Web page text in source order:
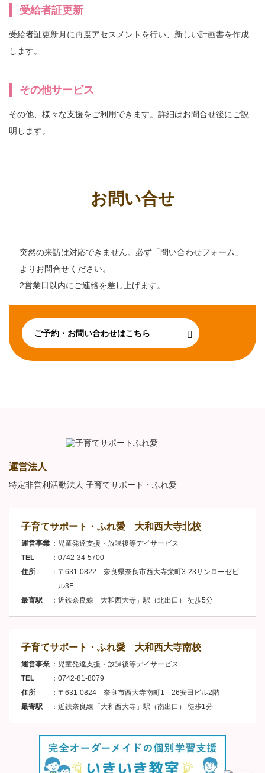
受給者証更新
受給者証更新月に再度アセスメントを行い、新しい計画書を作成
します。
その他サービス
その他、様々な支援をご利用できます。詳細はお問合せ後にご説
明します。
お問い合せ
突然の来訪は対応できません。必ず「問い合わせフォーム」
よりお問合せください。
2営業日以内にご連絡を差し上げます。
ご予約・お問い合わせはこちら
運営法人
特定非営利活動法人 子育てサポート・ふれ愛
子育てサポート・ふれ愛 大和西大寺北校
運営事業
児童発達支援・放課後等デイサービス
TEL
0742-34-5700
住所
〒631-0822 奈良県奈良市西大寺栄町3-23サンローゼビ
ル3F
最寄駅
近鉄奈良線「大和西大寺」駅（北出口） 徒歩5分
子育てサポート・ふれ愛 大和西大寺南校
運営事業
児童発達支援・放課後等デイサービス
TEL
0742-81-8079
住所
〒631-0824 奈良市西大寺南町1－26安田ビル2階
最寄駅
近鉄奈良線「大和西大寺」駅（南出口） 徒歩1分